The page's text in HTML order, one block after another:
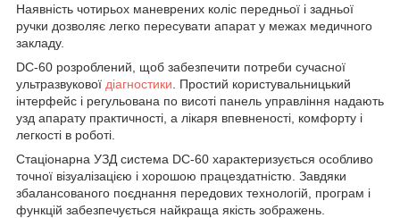
Наявність чотирьох маневрених коліс передньої і задньої
ручки дозволяє легко пересувати апарат у межах медичного
закладу.
DC-60 розроблений, щоб забезпечити потреби сучасної
ультразвукової діагностики . Простий користувальницький
інтерфейс і регульована по висоті панель управління надають
узд апарату практичності, а лікаря впевненості, комфорту і
легкості в роботі.
Стаціонарна УЗД система DC-60 характеризується особливо
точної візуалізацією і хорошою працездатністю. Завдяки
збалансованого поєднання передових технологій, програм і
функцій забезпечується найкраща якість зображень.